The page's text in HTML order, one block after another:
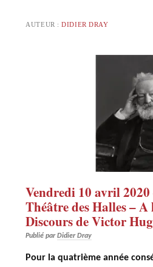
AUTEUR :DIDIER DRAY
Vendredi 10 avril 2020
Théâtre des Halles –
Discours de Victor
Publié parDidier Dray
Pour la quatrième année